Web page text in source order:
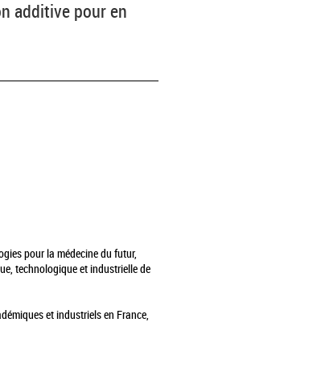
additive pour en
pour la médecine du futur,
technologique et industrielle de
et industriels en France,